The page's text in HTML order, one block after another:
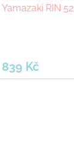
Yamazaki RIN
je
5,0
839 Kč